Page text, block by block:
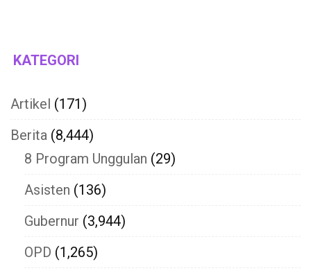
KATEGORI
Artikel (171)
Berita (8,444)
8 Program Unggulan (29)
Asisten (136)
Gubernur (3,944)
OPD (1,265)